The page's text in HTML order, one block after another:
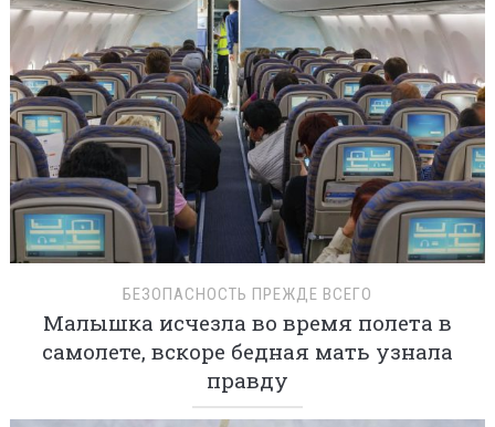
БЕЗОПАСНОСТЬ ПРЕЖДЕ ВСЕГО
Малышка исчезла во время полета в
самолете, вскоре бедная мать узнала
правду